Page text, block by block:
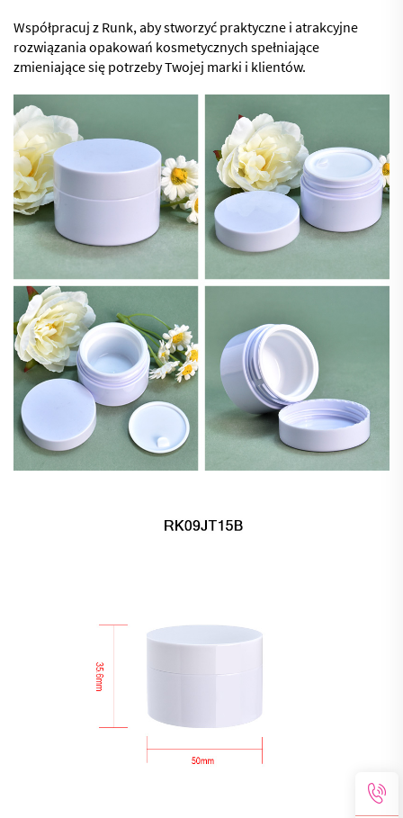
Współpracuj z Runk, aby stworzyć praktyczne i atrakcyjne
rozwiązania opakowań kosmetycznych spełniające
zmieniające się potrzeby Twojej marki i klientów.